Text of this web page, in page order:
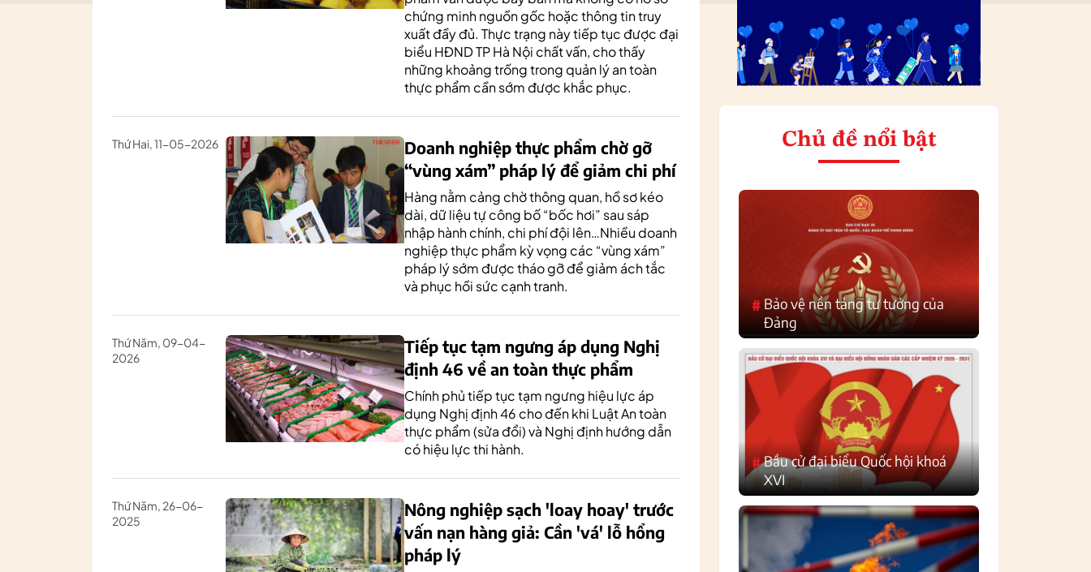
chứng minh nguồn gốc hoặc thông tin truy
xuất đầy đủ. Thực trạng này tiếp tục được đại
biểu HĐND TP Hà Nội chất vấn, cho thấy
những khoảng trống trong quản lý an toàn
thực phẩm cần sớm được khắc phục.
Thứ Hai, 11-05-2026
Doanh nghiệp thực phẩm chờ gỡ
“vùng xám” pháp lý để giảm chi phí
Hàng nằm cảng chờ thông quan, hồ sơ kéo
dài, dữ liệu tự công bố “bốc hơi” sau sáp
nhập hành chính, chi phí đội lên…Nhiều doanh
nghiệp thực phẩm kỳ vọng các “vùng xám”
pháp lý sớm được tháo gỡ để giảm ách tắc
và phục hồi sức cạnh tranh.
Thứ Năm, 09-04-
2026
Tiếp tục tạm ngưng áp dụng Nghị
định 46 về an toàn thực phẩm
Chính phủ tiếp tục tạm ngưng hiệu lực áp
dụng Nghị định 46 cho đến khi Luật An toàn
thực phẩm (sửa đổi) và Nghị định hướng dẫn
có hiệu lực thi hành.
Thứ Năm, 26-06-
2025
Nông nghiệp sạch 'loay hoay' trước
vấn nạn hàng giả: Cần 'vá' lỗ hổng
pháp lý
Chủ đề nổi bật
#Bảo vệ nền tảng tư tưởng của
Đảng
#Bầu cử đại biểu Quốc hội khoá
XVI